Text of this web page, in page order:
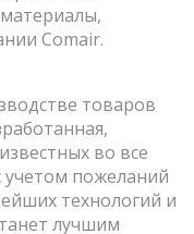
Comair.
товаров
во все
учетом пожеланий
технологий и
лучшим